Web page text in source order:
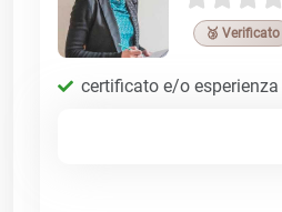
🥉 Verificato
certificato e/o esperienza